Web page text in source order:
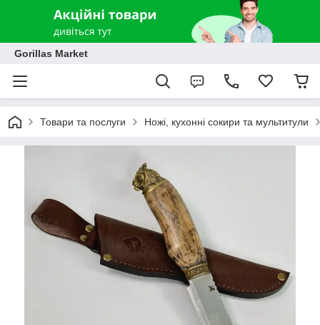
Gorillas Market
Товари та послуги Ножі, кухонні сокири та мультитули